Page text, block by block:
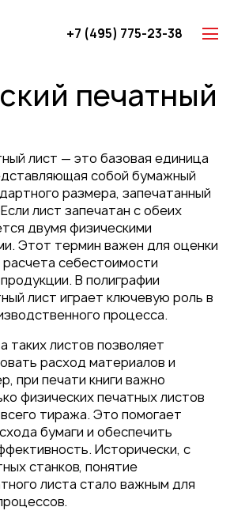
Брошюры
Каталоги
Листовки
Книги
Папки
Календари
Упаковка
Пакеты
Конверты
Журналы
Полиграфия для выставок
под ключ
Полиграфия к выборам 2026
+7 (495) 775-23-38
печатный
лист — это базовая единица
собой бумажный
размера, запечатанный
лист запечатан с обеих
двумя физическими
Этот термин важен для оценки
себестоимости
В полиграфии
лист играет ключевую роль в
процесса.
таких листов позволяет
расход материалов и
при печати книги важно
физических печатных листов
тиража. Это помогает
бумаги и обеспечить
Исторически, с
станков, понятие
листа стало важным для